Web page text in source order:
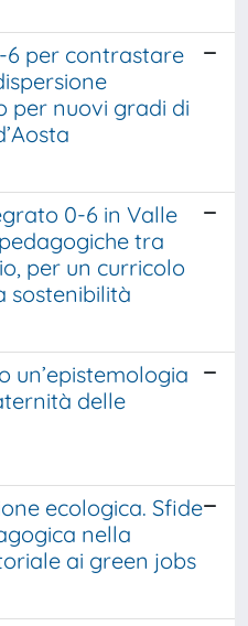
6 per contrastare
per nuovi gradi di
0-6 in Valle
tra
per un curricolo
sostenibilità
un’epistemologia
delle
ecologica. Sfide
nella
ai green jobs